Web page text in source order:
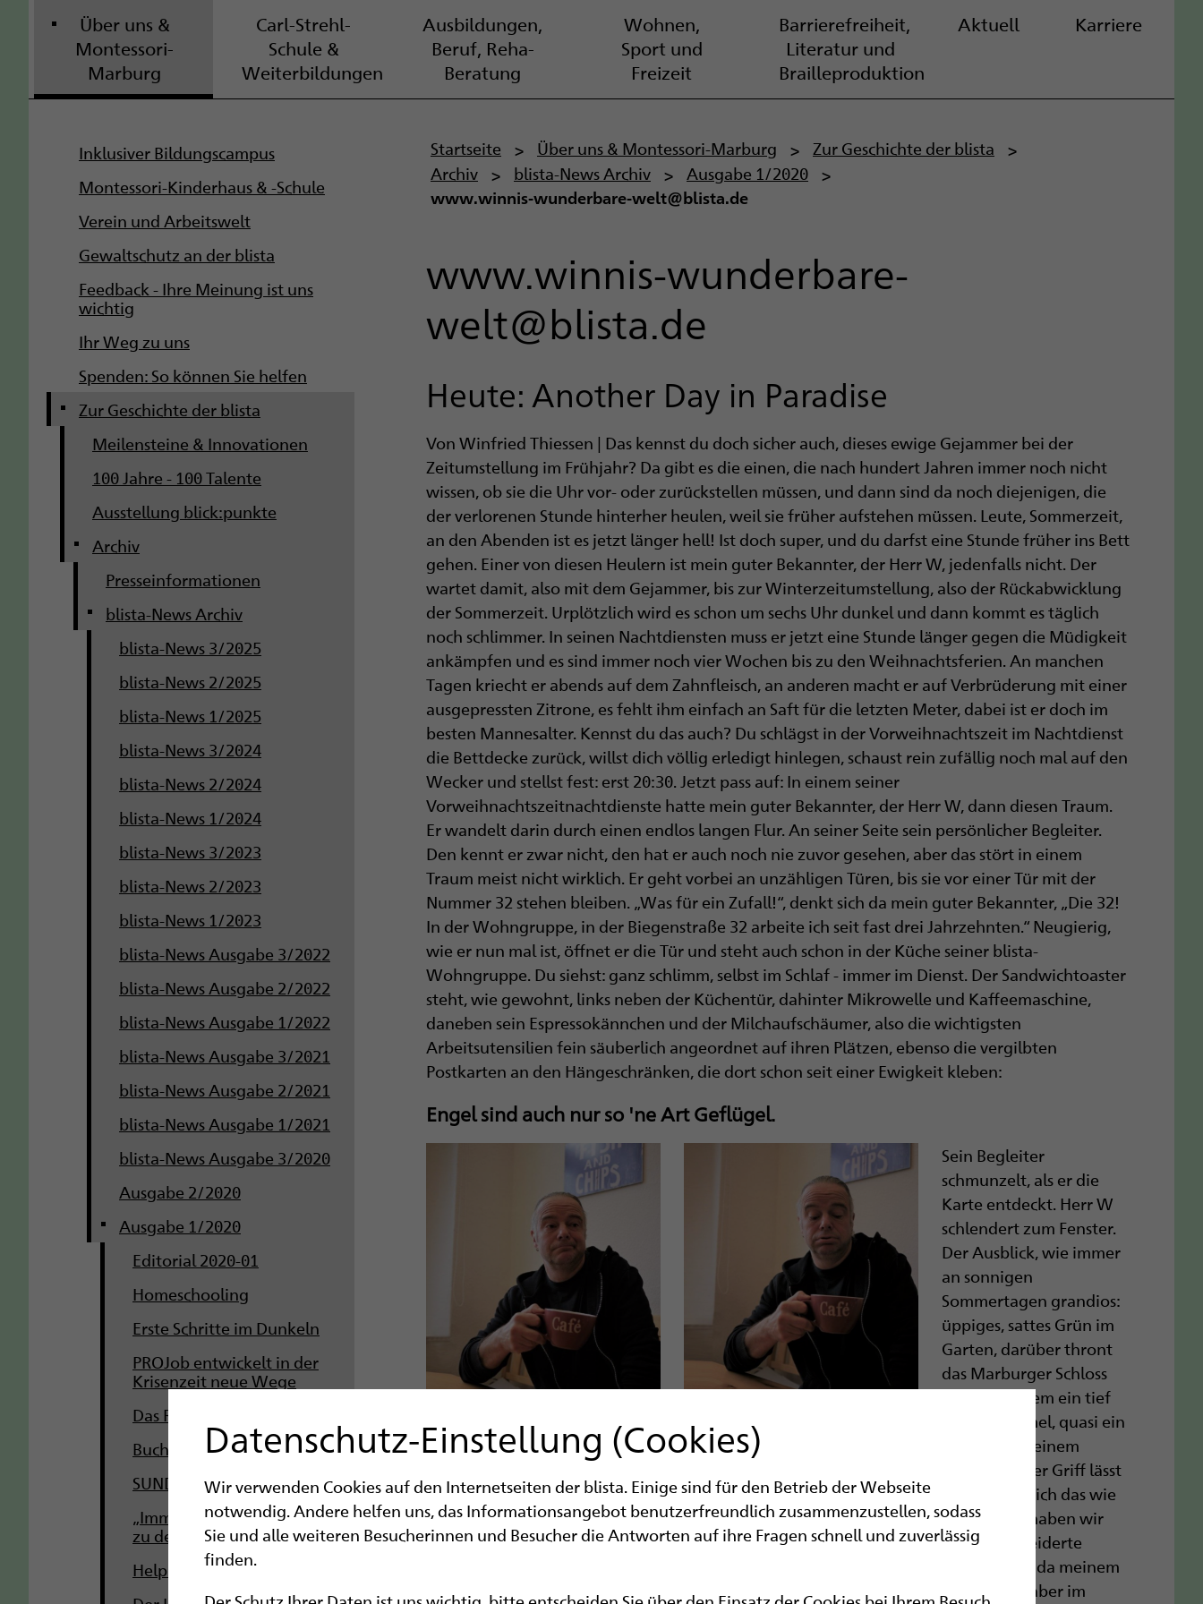
Über uns &
Montessori-
Marburg
Carl-Strehl-
Schule &
Weiterbildungen
Ausbildungen,
Beruf, Reha-
Beratung
Wohnen,
Sport und
Freizeit
Barrierefreiheit,
Literatur und
Brailleproduktion
Aktuell Karriere
g
o
Inklusiver Bildungscampus
Montessori-Kinderhaus & -Schule
Verein und Arbeitswelt
Gewaltschutz an der blista
Feedback - Ihre Meinung ist uns
wichtig
Ihr Weg zu uns
Spenden: So können Sie helfen
Zur Geschichte der blista
Meilensteine & Innovationen
100 Jahre - 100 Talente
Ausstellung blick:punkte
Archiv
Presseinformationen
blista-News Archiv
blista-News 3/2025
blista-News 2/2025
blista-News 1/2025
blista-News 3/2024
blista-News 2/2024
blista-News 1/2024
blista-News 3/2023
blista-News 2/2023
blista-News 1/2023
blista-News Ausgabe 3/2022
blista-News Ausgabe 2/2022
blista-News Ausgabe 1/2022
blista-News Ausgabe 3/2021
blista-News Ausgabe 2/2021
blista-News Ausgabe 1/2021
blista-News Ausgabe 3/2020
Ausgabe 2/2020
Ausgabe 1/2020
Editorial 2020-01
Homeschooling
Erste Schritte im Dunkeln
PROJob entwickelt in der
Krisenzeit neue Wege
Das Ressort "focus arbeit"
Buchtipps
SUNDO spendet 2.000 Euro
„Immer wieder bereit, neu
zu denken“
Help Tech machts möglich
P
f
d
n
a
v
i
g
a
t
i
o
n
Startseite Über uns & Montessori-Marburg
Zur Geschichte der blista
Archiv
blista-News Archiv Ausgabe 1/2020
www.winnis-wunderbare-welt@blista.de
www.winnis-wunderbare-
welt@blista.de
Heute: Another Day in Paradise
Von Winfried Thiessen | Das kennst du doch sicher auch, dieses ewige Gejammer bei der
Zeitumstellung im Frühjahr? Da gibt es die einen, die nach hundert Jahren immer noch nicht
wissen, ob sie die Uhr vor- oder zurückstellen müssen, und dann sind da noch diejenigen, die
der verlorenen Stunde hinterher heulen, weil sie früher aufstehen müssen. Leute, Sommerzeit,
an den Abenden ist es jetzt länger hell! Ist doch super, und du darfst eine Stunde früher ins Bett
gehen. Einer von diesen Heulern ist mein guter Bekannter, der Herr W, jedenfalls nicht. Der
wartet damit, also mit dem Gejammer, bis zur Winterzeitumstellung, also der Rückabwicklung
der Sommerzeit. Urplötzlich wird es schon um sechs Uhr dunkel und dann kommt es täglich
noch schlimmer. In seinen Nachtdiensten muss er jetzt eine Stunde länger gegen die Müdigkeit
ankämpfen und es sind immer noch vier Wochen bis zu den Weihnachtsferien. An manchen
Tagen kriecht er abends auf dem Zahnfleisch, an anderen macht er auf Verbrüderung mit einer
ausgepressten Zitrone, es fehlt ihm einfach an Saft für die letzten Meter, dabei ist er doch im
besten Mannesalter. Kennst du das auch? Du schlägst in der Vorweihnachtszeit im Nachtdienst
die Bettdecke zurück, willst dich völlig erledigt hinlegen, schaust rein zufällig noch mal auf den
Wecker und stellst fest: erst 20:30. Jetzt pass auf: In einem seiner
Vorweihnachtszeitnachtdienste hatte mein guter Bekannter, der Herr W, dann diesen Traum.
Er wandelt darin durch einen endlos langen Flur. An seiner Seite sein persönlicher Begleiter.
Den kennt er zwar nicht, den hat er auch noch nie zuvor gesehen, aber das stört in einem
Traum meist nicht wirklich. Er geht vorbei an unzähligen Türen, bis sie vor einer Tür mit der
Nummer 32 stehen bleiben. „Was für ein Zufall!“, denkt sich da mein guter Bekannter, „Die 32!
In der Wohngruppe, in der Biegenstraße 32 arbeite ich seit fast drei Jahrzehnten.“ Neugierig,
wie er nun mal ist, öffnet er die Tür und steht auch schon in der Küche seiner blista-
Wohngruppe. Du siehst: ganz schlimm, selbst im Schlaf - immer im Dienst. Der Sandwichtoaster
steht, wie gewohnt, links neben der Küchentür, dahinter Mikrowelle und Kaffeemaschine,
daneben sein Espressokännchen und der Milchaufschäumer, also die wichtigsten
Arbeitsutensilien fein säuberlich angeordnet auf ihren Plätzen, ebenso die vergilbten
Postkarten an den Hängeschränken, die dort schon seit einer Ewigkeit kleben:
Engel sind auch nur so 'ne Art Geflügel.
Sein Begleiter
schmunzelt, als er die
Karte entdeckt. Herr W
schlendert zum Fenster.
Der Ausblick, wie immer
an sonnigen
Sommertagen grandios:
üppiges, sattes Grün im
Garten, darüber thront
das Marburger Schloss
und über allem ein tief
blauer Himmel, quasi ein
Bild wie aus einem
Reiseprospekt – Summerfeeling pur. Herr W versucht das Fenster zu öffnen, aber der Griff lässt
sich keinen Millimeter bewegen. „Der Ausblick ist nur eine Projektion. Sie müssen sich das wie
einen digitalen Bildschirm vorstellen, also so ungefähr. Ist alles nur in Ihrem Kopf, haben wir
aus Ihren Lieblingserinnerungen zusammengebastelt. Ihre individuell maßgeschneiderte
Ewigkeit! Fühlen Sie sich hier ruhig wie zuhause!“ Da kannst du dir vorstellen, dass da meinem
guten Bekannten normalerweise so ziemlich alles aus dem Gesicht gefallen wäre, aber im
Datenschutz-Einstellung (Cookies)
Wir verwenden Cookies auf den Internetseiten der blista. Einige sind für den Betrieb der Webseite
notwendig. Andere helfen uns, das Informationsangebot benutzerfreundlich zusammenzustellen, sodass
Sie und alle weiteren Besucherinnen und Besucher die Antworten auf ihre Fragen schnell und zuverlässig
finden.